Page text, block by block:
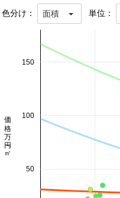
色分け： 面積 単位：
50
100
150
価格 万円/㎡